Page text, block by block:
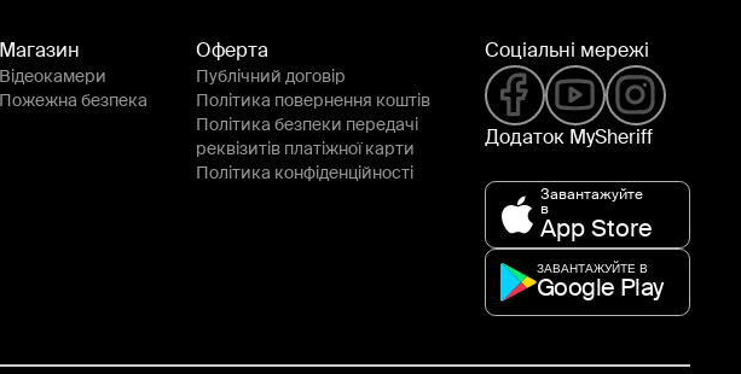
Магазин
Відеокамери
Пожежна безпека
Оферта
Публічний договір
Політика повернення коштів
Політика безпеки передачі
реквізитів платіжної карти
Політика конфіденційності
Соціальні мережі
Додаток MySheriff
Завантажуйте
в
App Store
ЗАВАНТАЖУЙТЕ В
Google Play